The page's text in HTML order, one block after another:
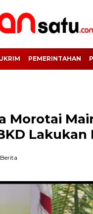
PEMERINTAHAN
Morotai
Lakukan